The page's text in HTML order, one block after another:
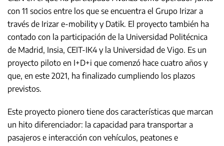
con 11 socios entre los que se encuentra el Grupo Irizar a
través de Irizar e-mobility y Datik. El proyecto también ha
contado con la participación de la Universidad Politécnica
de Madrid, Insia, CEIT-IK4 y la Universidad de Vigo. Es un
proyecto piloto en I+D+i que comenzó hace cuatro años y
que, en este 2021, ha finalizado cumpliendo los plazos
previstos.
Este proyecto pionero tiene dos características que marcan
un hito diferenciador: la capacidad para transportar a
pasajeros e interacción con vehículos, peatones e